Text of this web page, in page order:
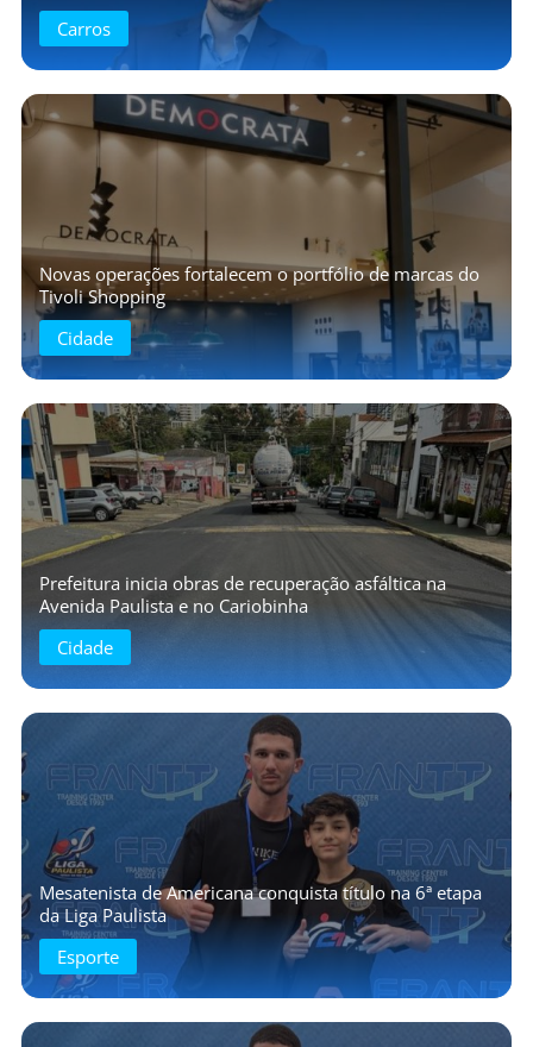
Carros
Novas operações fortalecem o portfólio de marcas do
Tivoli Shopping
Cidade
Prefeitura inicia obras de recuperação asfáltica na
Avenida Paulista e no Cariobinha
Cidade
Mesatenista de Americana conquista título na 6ª etapa
da Liga Paulista
Esporte